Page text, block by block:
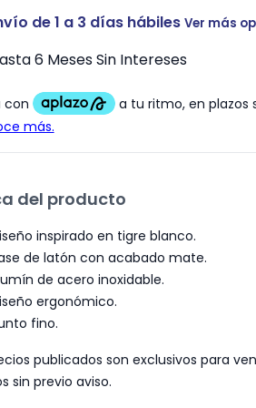
de 1 a 3 días hábiles Ver más
6 Meses Sin Intereses
del producto
inspirado en tigre blanco.
de latón con acabado mate.
de acero inoxidable.
ergonómico.
fino.
publicados son exclusivos para
sin previo aviso.